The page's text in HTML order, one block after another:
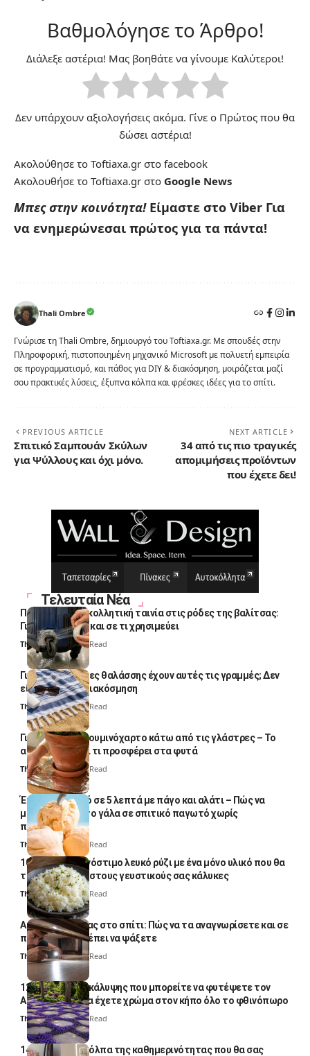
Βαθμολόγησε το Άρθρο!
Διάλεξε αστέρια! Μας βοηθάτε να γίνουμε Καλύτεροι!
Δεν υπάρχουν αξιολογήσεις ακόμα. Γίνε ο Πρώτος που θα
δώσει αστέρια!
Ακολούθησε το Toftiaxa.gr στο facebook
Ακολουθήσε το Toftiaxa.gr στο Google News
Μπες στην κοινότητα! Είμαστε στο Viber Για
να ενημερώνεσαι πρώτος για τα πάντα!
Thali Ombre
Γνώρισε τη Thali Ombre, δημιουργό του Toftiaxa.gr. Με σπουδές στην
Πληροφορική, πιστοποιημένη μηχανικό Microsoft με πολυετή εμπειρία
σε προγραμματισμό, και πάθος για DIY & διακόσμηση, μοιράζεται μαζί
σου πρακτικές λύσεις, έξυπνα κόλπα και φρέσκες ιδέες για το σπίτι.
PREVIOUS ARTICLE
Σπιτικό Σαμπουάν Σκύλων
για Ψύλλους και όχι μόνο.
NEXT ARTICLE
34 από τις πιο τραγικές
απομιμήσεις προϊόντων
που έχετε δει!
Τελευταία Νέα
Πολλοί βάζουν κολλητική ταινία στις ρόδες της βαλίτσας:
Γιατί το κάνουν και σε τι χρησιμεύει
Thali Ombre 4 Min Read
Γιατί οι πετσέτες θαλάσσης έχουν αυτές τις γραμμές; Δεν
είναι μόνο για διακόσμηση
Thali Ombre5 Min Read
Γιατί βάζουν αλουμινόχαρτο κάτω από τις γλάστρες – Το
απλό κόλπο και τι προσφέρει στα φυτά
Thali Ombre4 Min Read
Έτοιμο παγωτό σε 5 λεπτά με πάγο και αλάτι – Πώς να
μετατρέψετε το γάλα σε σπιτικό παγωτό χωρίς
παγωτομηχανή
Thali Ombre 4 Min Read
10 φορές ποιο νόστιμο λευκό ρύζι με ένα μόνο υλικό που θα
το απογειώσει στους γευστικούς σας κάλυκες
Thali Ombre4 Min Read
Αυγά κατσαρίδας στο σπίτι: Πώς να τα αναγνωρίσετε και σε
ποια σημεία πρέπει να ψάξετε
Thali Ombre4 Min Read
12 φυτά εδαφοκάλυψης που μπορείτε να φυτέψετε τον
Αύγουστο για να έχετε χρώμα στον κήπο όλο το φθινόπωρο
Thali Ombre7 Min Read
14 πανέξυπνα κόλπα της καθημερινότητας που θα σας